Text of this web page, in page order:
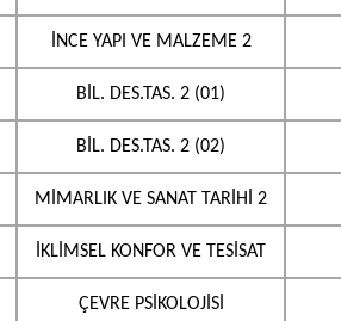
İNCE YAPI VE MALZEME 2
BİL. DES.TAS. 2 (01)
BİL. DES.TAS. 2 (02)
MİMARLIK VE SANAT TARİHİ 2
İKLİMSEL KONFOR VE TESİSAT
ÇEVRE PSİKOLOJİSİ